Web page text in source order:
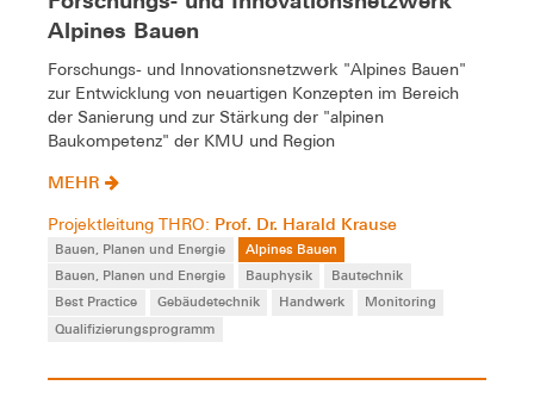
Alpines Bauen
Forschungs- und Innovationsnetzwerk "Alpines Bauen"
zur Entwicklung von neuartigen Konzepten im Bereich
der Sanierung und zur Stärkung der "alpinen
Baukompetenz" der KMU und Region
MEHR
Projektleitung THRO: Prof. Dr. Harald Krause
Bauen, Planen und Energie
Alpines Bauen
Bauen, Planen und Energie
Bauphysik
Bautechnik
Best Practice
Gebäudetechnik Handwerk
Monitoring
Qualifizierungsprogramm